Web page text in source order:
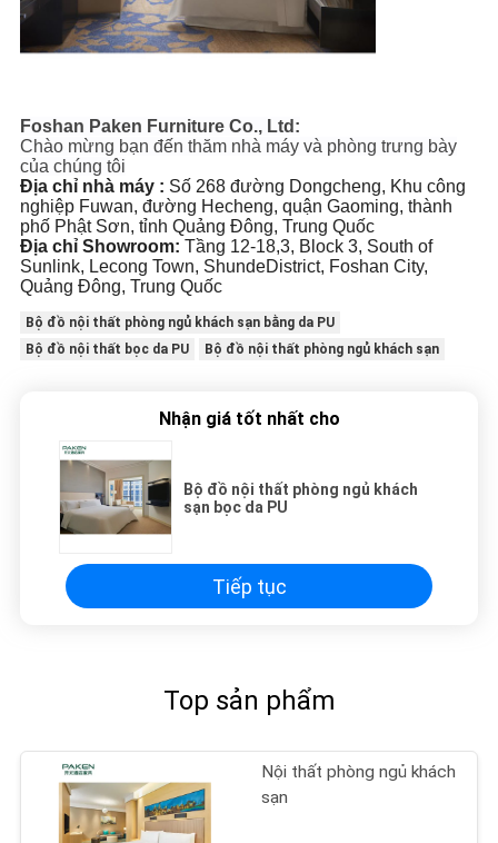
Foshan Paken Furniture Co., Ltd:
Chào mừng bạn đến thăm nhà máy và phòng trưng bày
của chúng tôi
Địa chỉ nhà máy : Số 268 đường Dongcheng, Khu công
nghiệp Fuwan, đường Hecheng, quận Gaoming, thành
phố Phật Sơn, tỉnh Quảng Đông, Trung Quốc
Địa chỉ Showroom: Tầng 12-18,3, Block 3, South of
Sunlink, Lecong Town, ShundeDistrict, Foshan City,
Quảng Đông, Trung Quốc
Bộ đồ nội thất phòng ngủ khách sạn bằng da PU
Bộ đồ nội thất bọc da PU
Bộ đồ nội thất phòng ngủ khách sạn
Nhận giá tốt nhất cho
Bộ đồ nội thất phòng ngủ khách
sạn bọc da PU
Tiếp tục
Top sản phẩm
Nội thất phòng ngủ khách
sạn